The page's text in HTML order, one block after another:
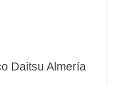
Daitsu Almería